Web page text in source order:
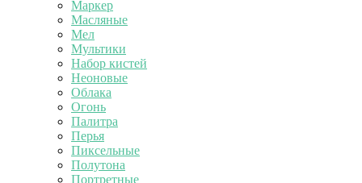
Маркер
Масляные
Мел
Мультики
Набор кистей
Неоновые
Облака
Огонь
Палитра
Перья
Пиксельные
Полутона
Портретные